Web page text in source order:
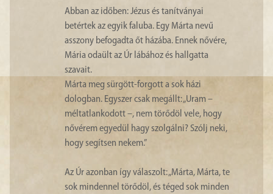
Abban az időben: Jézus és tanítványai
betértek az egyik faluba. Egy Márta nevű
asszony befogadta őt házába. Ennek nővére,
Mária odaült az Úr lábához és hallgatta
szavait.
Márta meg sürgött-forgott a sok házi
dologban. Egyszer csak megállt: „Uram –
méltatlankodott –, nem törődöl vele, hogy
nővérem egyedül hagy szolgálni? Szólj neki,
hogy segítsen nekem.”
Az Úr azonban így válaszolt: „Márta, Márta, te
sok mindennel törődöl, és téged sok minden